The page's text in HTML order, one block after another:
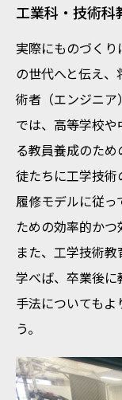
工業科・技術科
実際にものづく
の世代へと伝え
術者（エンジニア
では、高等学校
る教員養成のた
徒たちに工学技
履修モデルに従
ための効率的かつ
また、工学技術
学べば、卒業後
手法についても
う。